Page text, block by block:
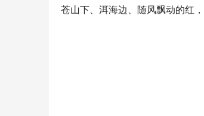
苍山下、洱海边、随风飘动的红